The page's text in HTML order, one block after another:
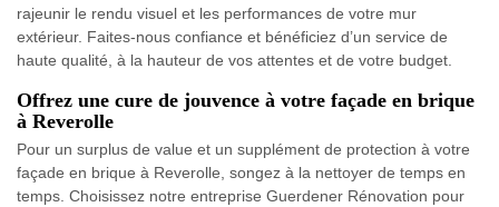
rajeunir le rendu visuel et les performances de votre mur
extérieur. Faites-nous confiance et bénéficiez d’un service de
haute qualité, à la hauteur de vos attentes et de votre budget.
Offrez une cure de jouvence à votre façade en brique
à Reverolle
Pour un surplus de value et un supplément de protection à votre
façade en brique à Reverolle, songez à la nettoyer de temps en
temps. Choisissez notre entreprise Guerdener Rénovation pour